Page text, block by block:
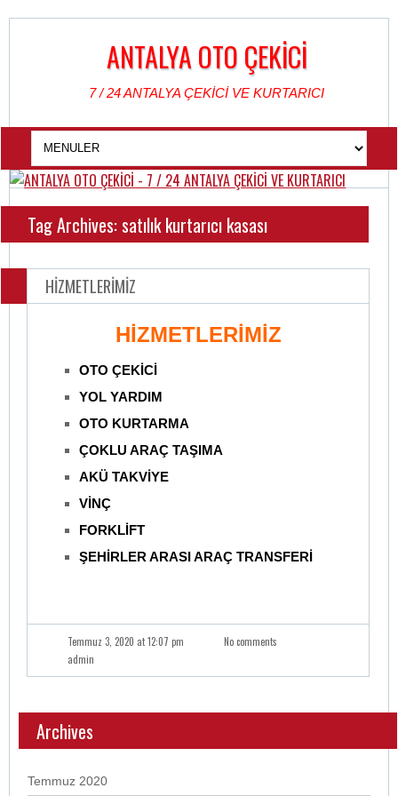
ANTALYA OTO ÇEKİCİ
7 / 24 ANTALYA ÇEKİCİ VE KURTARICI
Tag Archives: satılık kurtarıcı kasası
HİZMETLERİMİZ
HİZMETLERİMİZ
OTO ÇEKİCİ
YOL YARDIM
OTO KURTARMA
ÇOKLU ARAÇ TAŞIMA
AKÜ TAKVİYE
VİNÇ
FORKLİFT
ŞEHİRLER ARASI ARAÇ TRANSFERİ
Temmuz 3, 2020 at 12:07 pm
No comments
admin
Archives
Temmuz 2020